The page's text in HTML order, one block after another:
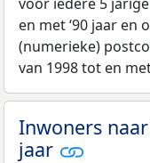
en met ‘90 jaar en
(numerieke)
van 1998 tot en
Inwoners
jaar